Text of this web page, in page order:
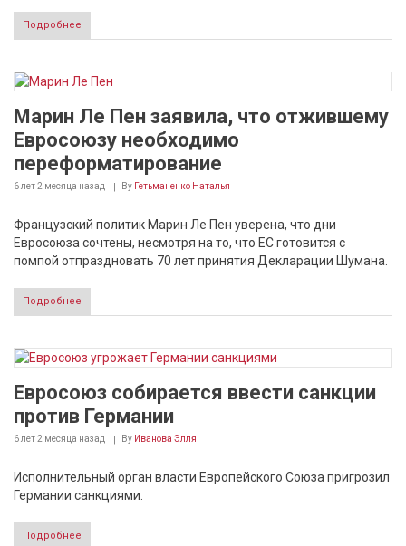
Подробнее
Марин Ле Пен заявила, что отжившему
Евросоюзу необходимо
переформатирование
6 лет 2 месяца назад By Гетьманенко Наталья
Французский политик Марин Ле Пен уверена, что дни
Евросоюза сочтены, несмотря на то, что ЕС готовится с
помпой отпраздновать 70 лет принятия Декларации Шумана.
Подробнее
Евросоюз собирается ввести санкции
против Германии
6 лет 2 месяца назад By Иванова Элля
Исполнительный орган власти Европейского Союза пригрозил
Германии санкциями.
Подробнее